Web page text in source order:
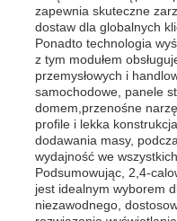
zapewnia skuteczne
dostaw dla globalnych
Ponadto technologia
z tym modułem
przemysłowych i
samochodowe, panele
domem,przenośne
profile i lekka
dodawania masy,
wydajność we
Podsumowując, 2,4-
jest idealnym wyborem
niezawodnego,